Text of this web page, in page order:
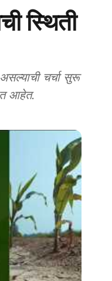
स्थिती
चर्चा सुरू
आहेत.